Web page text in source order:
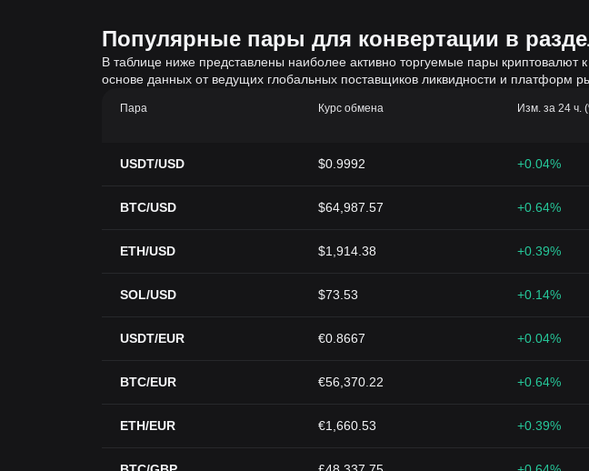
Популярные пары для конвертации в
В таблице ниже представлены наиболее активно торгуемые пары
основе данных от ведущих глобальных поставщиков ликвидности и платформ
Пара Курс обмена Изм. за 24 ч.
USDT/USD $0.9992 +0.04%
BTC/USD $64,987.57 +0.64%
ETH/USD $1,914.38 +0.39%
SOL/USD $73.53 +0.14%
USDT/EUR €0.8667 +0.04%
BTC/EUR €56,370.22 +0.64%
ETH/EUR €1,660.53 +0.39%